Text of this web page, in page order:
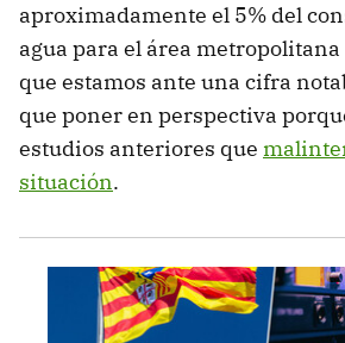
aproximadamente el 5% del
agua para el área metropolitana
que estamos ante una cifra
que poner en perspectiva
estudios anteriores que
situación.